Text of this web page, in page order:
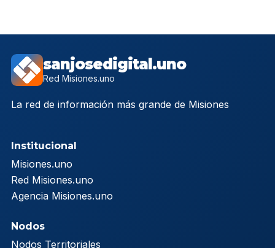
sanjosedigital.uno
Red Misiones.uno
La red de información más grande de Misiones
Institucional
Misiones.uno
Red Misiones.uno
Agencia Misiones.uno
Nodos
Nodos Territoriales